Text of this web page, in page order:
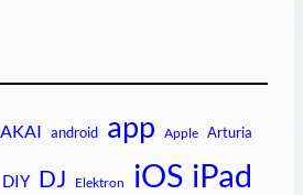
AKAI android app Apple Arturia
DIY DJ Elektron iOS iPad